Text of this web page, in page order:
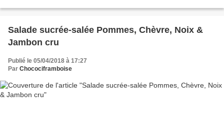
Salade sucrée-salée Pommes, Chèvre, Noix &
Jambon cru
Publié le 05/04/2018 à 17:27
Par Chocociframboise